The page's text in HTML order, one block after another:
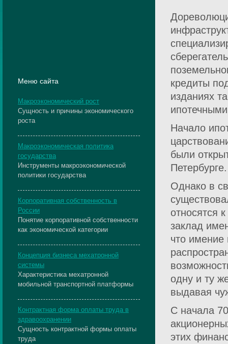
кредиты
изданиях
Начало
были
Петербурге.
Однако в
относятся
заклад
что имение
одну и ту
выдавая
С начала
этих
Меню сайта
Макроэкономический рост
Сущность и причины экономического
роста
Макроэкономическая политика
государства
Инструменты макроэкономической
политики государства
Корпоративная собственность в
России
Понятие корпоративной собственности
как экономической категории
Концепция бизнеса мехатронной
системы
Характеристика мехатронной
мобильной транспортной платформы
Контрактная форма оплаты труда в
здравоохранении
Сущность контрактной формы оплаты
труда